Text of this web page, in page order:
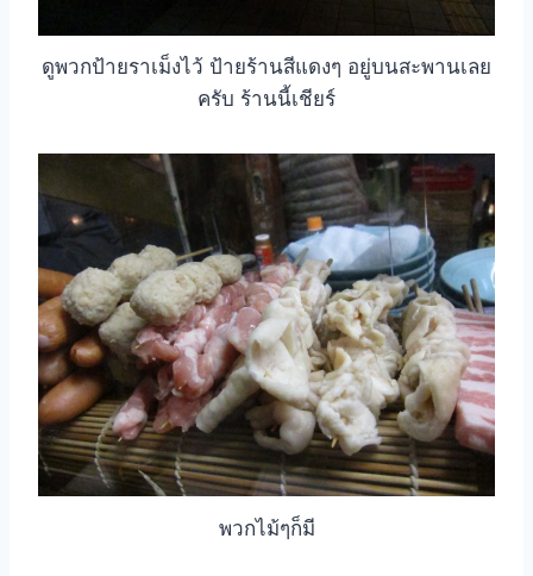
ดูพวกป้ายราเม็งไว้ ป้ายร้านสีแดงๆ อยู่บนสะพานเลย
ครับ ร้านนี้เชียร์
พวกไม้ๆก็มี